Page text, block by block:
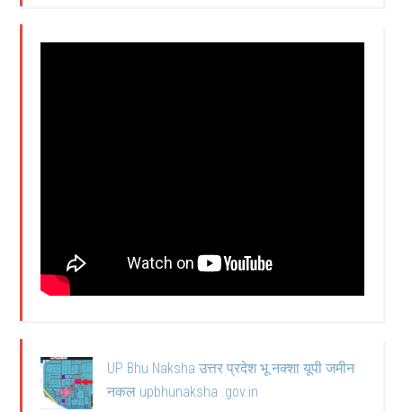
UP Bhu Naksha उत्तर प्रदेश भू नक्शा यूपी जमीन
नकल upbhunaksha .gov.in